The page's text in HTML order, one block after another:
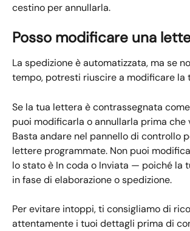
cestino per annullarla.
Posso modificare una
La spedizione è automatizzata, ma se
tempo, potresti riuscire a modificare la
Se la tua lettera è contrassegnata come
puoi modificarla o annullarla prima che
Basta andare nel pannello di controllo
lettere programmate. Non puoi
lo stato è In coda o Inviata — poiché la
in fase di elaborazione o spedizione.
Per evitare intoppi, ti consigliamo di
attentamente i tuoi dettagli prima di